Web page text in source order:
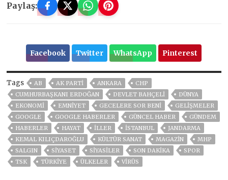
Paylaş:
Facebook Twitter WhatsApp Pinterest
Tags AB AK PARTİ ANKARA
CHP
CUMHURBAŞKANI ERDOĞAN
DEVLET BAHÇELİ
DÜNYA
EKONOMİ
EMNİYET GECELERE SOR BENI
GELIŞMELER
GOOGLE
GOOGLE HABERLER GÜNCEL HABER
GÜNDEM
HABERLER
HAYAT İLLER ISTANBUL
JANDARMA
KEMAL KILIÇDAROĞLU
KÜLTÜR SANAT MAGAZİN
MHP
SALGIN
SİYASET SİYASİLER SON DAKIKA
SPOR
TSK
TÜRKİYE ÜLKELER VIRÜS